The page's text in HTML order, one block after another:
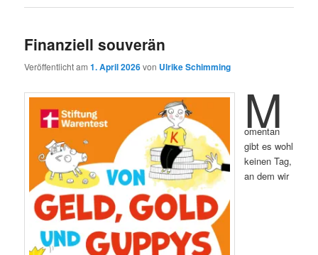
Finanziell souverän
Veröffentlicht am1. April 2026von Ulrike Schimming
M
omentan
gibt es wohl
keinen Tag,
an dem wir